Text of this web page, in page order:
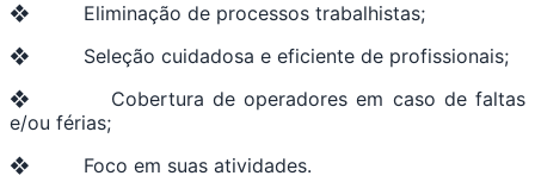
❖ Eliminação de processos trabalhistas;
❖ Seleção cuidadosa e eficiente de profissionais;
❖ Cobertura de operadores em caso de faltas
e/ou férias;
❖ Foco em suas atividades.